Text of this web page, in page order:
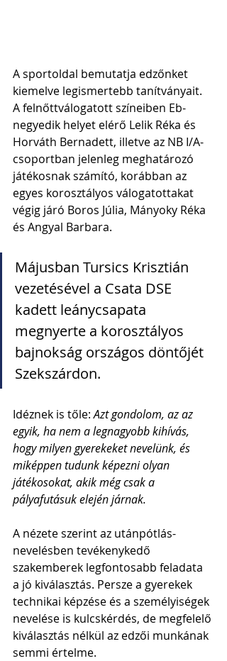
A sportoldal bemutatja edzőnket
kiemelve legismertebb tanítványait.
A felnőttválogatott színeiben Eb-
negyedik helyet elérő Lelik Réka és
Horváth Bernadett, illetve az NB I/A-
csoportban jelenleg meghatározó
játékosnak számító, korábban az
egyes korosztályos válogatottakat
végig járó Boros Júlia, Mányoky Réka
és Angyal Barbara.
Májusban Tursics Krisztián
vezetésével a Csata DSE
kadett leánycsapata
megnyerte a korosztályos
bajnokság országos döntőjét
Szekszárdon.
Idéznek is tőle: Azt gondolom, az az
egyik, ha nem a legnagyobb kihívás,
hogy milyen gyerekeket nevelünk, és
miképpen tudunk képezni olyan
játékosokat, akik még csak a
pályafutásuk elején járnak.
A nézete szerint az utánpótlás-
nevelésben tevékenykedő
szakemberek legfontosabb feladata
a jó kiválasztás. Persze a gyerekek
technikai képzése és a személyiségek
nevelése is kulcskérdés, de megfelelő
kiválasztás nélkül az edzői munkának
semmi értelme.